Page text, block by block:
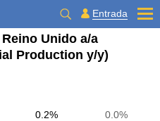
Entrada
Unido a/a
Production y/y)
0.2%
0.0%